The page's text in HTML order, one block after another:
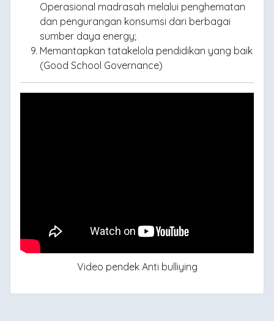
Operasional madrasah melalui penghematan
dan pengurangan konsumsi dari berbagai
sumber daya energy;
Memantapkan tatakelola pendidikan yang baik
(Good School Governance)
Video pendek Anti bulliying